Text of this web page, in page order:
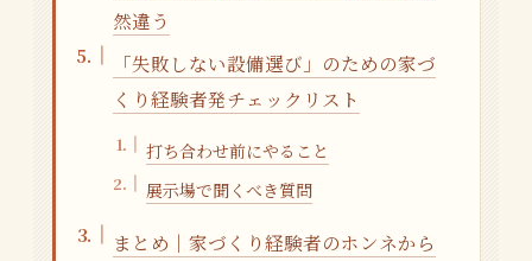
然違う
「失敗しない設備選び」のための家づ
くり経験者発チェックリスト
打ち合わせ前にやること
展示場で聞くべき質問
まとめ｜家づくり経験者のホンネから